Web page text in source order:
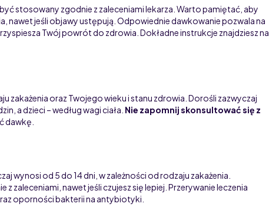
stosowany zgodnie z zaleceniami lekarza. Warto pamiętać, aby
nawet jeśli objawy ustępują. Odpowiednie dawkowanie pozwala na
Twój powrót do zdrowia. Dokładne instrukcje znajdziesz na
zakażenia oraz Twojego wieku i stanu zdrowia. Dorośli zazwyczaj
a dzieci – według wagi ciała. Nie zapomnij skonsultować się z
dawkę.
wynosi od 5 do 14 dni, w zależności od rodzaju zakażenia.
z zaleceniami, nawet jeśli czujesz się lepiej. Przerywanie leczenia
oporności bakterii na antybiotyki.